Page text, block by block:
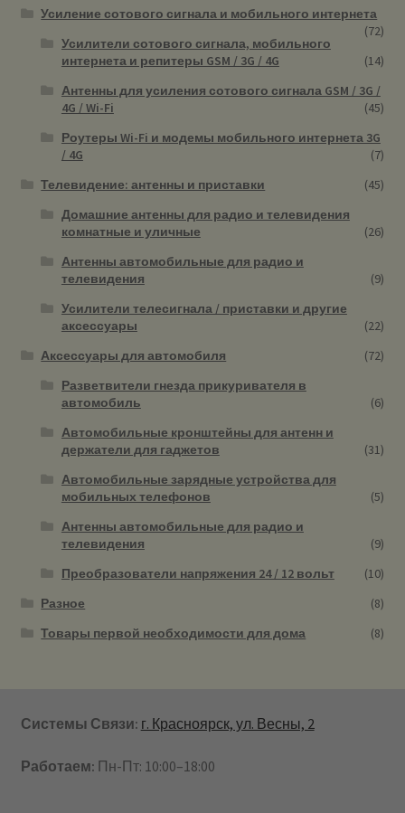
Усиление сотового сигнала и мобильного интернета
(72)
Усилители сотового сигнала, мобильного
интернета и репитеры GSM / 3G / 4G
(14)
Антенны для усиления сотового сигнала GSM / 3G /
4G / Wi-Fi
(45)
Роутеры Wi-Fi и модемы мобильного интернета 3G
/ 4G
(7)
Телевидение: антенны и приставки
(45)
Домашние антенны для радио и телевидения
комнатные и уличные
(26)
Антенны автомобильные для радио и
телевидения
(9)
Усилители телесигнала / приставки и другие
аксессуары
(22)
Аксессуары для автомобиля
(72)
Разветвители гнезда прикуривателя в
автомобиль
(6)
Автомобильные кронштейны для антенн и
держатели для гаджетов
(31)
Автомобильные зарядные устройства для
мобильных телефонов
(5)
Антенны автомобильные для радио и
телевидения
(9)
Преобразователи напряжения 24 / 12 вольт
(10)
Разное
(8)
Товары первой необходимости для дома
(8)
Системы Связи: г. Красноярск, ул. Весны, 2
Работаем: Пн-Пт: 10:00–18:00